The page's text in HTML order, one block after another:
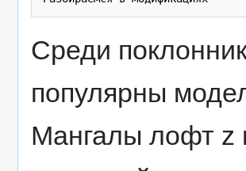
Среди
популярны
Мангалы лофт z